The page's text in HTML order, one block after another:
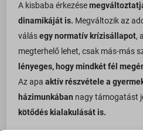
A kisbaba érkezése
dinamikáját is. Megváltozik az
válásegy normatív krízisállapot,
megterhelő lehet, csak más-más
lényeges, hogy mindkét fél
Az apaaktív részvétele a
házimunkában nagy támogatást
kötődés kialakulását is.